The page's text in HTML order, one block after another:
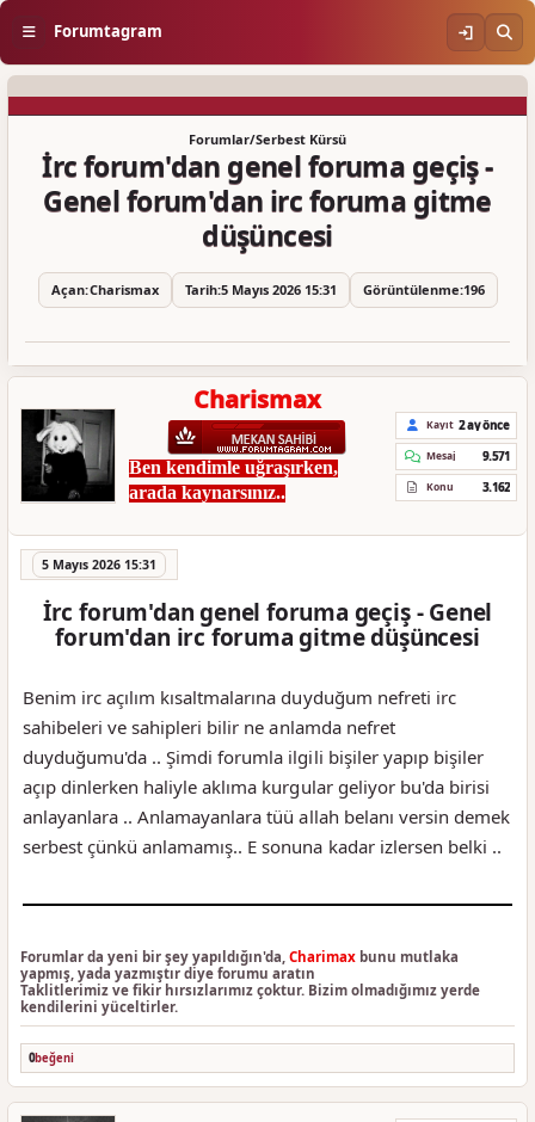
Forumtagram
Forumlar/Serbest Kürsü
İrc forum'dan genel foruma geçiş -
Genel forum'dan irc foruma gitme
düşüncesi
Açan:Charismax Tarih:5 Mayıs 2026 15:31 Görüntülenme:196
Charismax
Ben kendimle uğraşırken,
arada kaynarsınız..
Kayıt 2 ay önce
Mesaj 9.571
Konu 3.162
5 Mayıs 2026 15:31
İrc forum'dan genel foruma geçiş - Genel
forum'dan irc foruma gitme düşüncesi
Benim irc açılım kısaltmalarına duyduğum nefreti irc
sahibeleri ve sahipleri bilir ne anlamda nefret
duyduğumu'da .. Şimdi forumla ilgili bişiler yapıp bişiler
açıp dinlerken haliyle aklıma kurgular geliyor bu'da birisi
anlayanlara .. Anlamayanlara tüü allah belanı versin demek
serbest çünkü anlamamış.. E sonuna kadar izlersen belki ..
Forumlar da yeni bir şey yapıldığın'da, Charimax bunu mutlaka
yapmış, yada yazmıştır diye forumu aratın
Taklitlerimiz ve fikir hırsızlarımız çoktur. Bizim olmadığımız yerde
kendilerini yüceltirler.
0beğeni